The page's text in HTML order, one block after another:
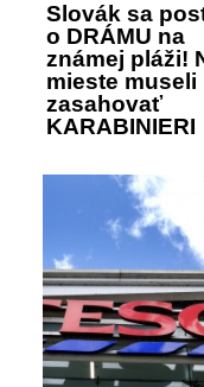
Slovák sa
o DRÁMU na
známej pláži!
mieste museli
zasahovať
KARABINIERI